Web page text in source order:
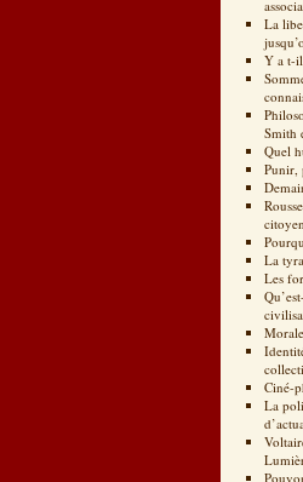
La
Y a t-il
Smith
Quel
Punir,
citoyen
La
Les
Ciné-
La